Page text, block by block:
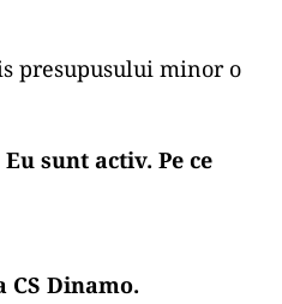
presupusului minor o
sunt activ. Pe ce
CS Dinamo.